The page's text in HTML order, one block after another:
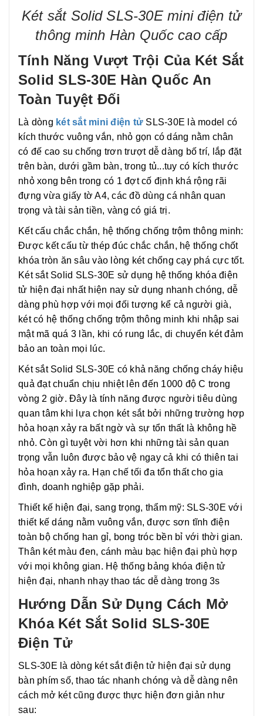
Két sắt Solid SLS-30E mini điện tử
thông minh Hàn Quốc cao cấp
Tính Năng Vượt Trội Của Két Sắt
Solid SLS-30E Hàn Quốc An
Toàn Tuyệt Đối
Là dòng két sắt mini điện tử SLS-30E là model có
kích thước vuông vắn, nhỏ gọn có dáng nằm chân
có đế cao su chống trơn trượt dễ dàng bố trí, lắp đặt
trên bàn, dưới gầm bàn, trong tủ...tuy có kích thước
nhỏ xong bên trong có 1 đợt cố định khá rộng rãi
đựng vừa giấy tờ A4, các đồ dùng cá nhân quan
trọng và tài sản tiền, vàng có giá trị.
Kết cấu chắc chắn, hệ thống chống trộm thông minh:
Được kết cấu từ thép đúc chắc chắn, hệ thống chốt
khóa tròn ăn sâu vào lòng két chống cạy phá cực tốt.
Két sắt Solid SLS-30E sử dụng hệ thống khóa điện
tử hiện đại nhất hiện nay sử dụng nhanh chóng, dễ
dàng phù hợp với mọi đối tượng kể cả người già,
két có hệ thống chống trộm thông minh khi nhập sai
mật mã quá 3 lần, khi có rung lắc, di chuyển két đảm
bảo an toàn mọi lúc.
Két sắt Solid SLS-30E có khả năng chống cháy hiệu
quả đạt chuẩn chịu nhiệt lên đến 1000 độ C trong
vòng 2 giờ. Đây là tính năng được người tiêu dùng
quan tâm khi lựa chọn két sắt bởi những trường hợp
hỏa hoạn xảy ra bất ngờ và sự tổn thất là không hề
nhỏ. Còn gì tuyệt vời hơn khi những tài sản quan
trọng vẫn luôn được bảo vệ ngay cả khi có thiên tai
hỏa hoạn xảy ra. Hạn chế tối đa tổn thất cho gia
đình, doanh nghiệp gặp phải.
Thiết kế hiện đại, sang trọng, thẩm mỹ: SLS-30E với
thiết kế dáng nằm vuông vắn, được sơn tĩnh điện
toàn bộ chống han gỉ, bong tróc bền bỉ với thời gian.
Thân két màu đen, cánh màu bạc hiện đại phù hợp
với mọi không gian. Hệ thống bảng khóa điện tử
hiện đại, nhanh nhạy thao tác dễ dàng trong 3s
Hướng Dẫn Sử Dụng Cách Mở
Khóa Két Sắt Solid SLS-30E
Điện Tử
SLS-30E là dòng két sắt điện tử hiện đại sử dụng
bàn phím số, thao tác nhanh chóng và dễ dàng nên
cách mở két cũng được thực hiện đơn giản như
sau: